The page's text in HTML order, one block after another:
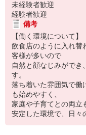
未経験者歓迎
経験者歓迎
備考
【働く環境について】
飲食店のように入れ替
客様が多いので
自然と顔なじみができ
す。
落ち着いた雰囲気で働
も始めやすく、
家庭や子育てとの両立
安定した環境で、日々